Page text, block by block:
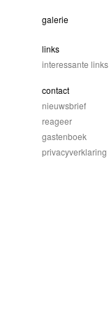
galerie
links
interessante links
contact
nieuwsbrief
reageer
gastenboek
privacyverklaring